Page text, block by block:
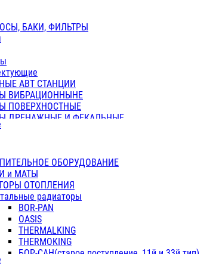
ПЕРЕХОДНЫЕ / СОЕДИНИТЕЛЬНЫЕ
С ВНУТРЕННЕЙ РЕЗЬБОЙ
РЕЗИНОВЫЕ
ГОФРИРОВАННЫЕ ДВУХСЛ.
ПОЛИЭТИЛЕНОВЫЕ
БАКИ, ФИЛЬТРЫ
АВТ СТАНЦИИ
ВИБРАЦИОННЫНЕ
ПОВЕРХНОСТНЫЕ
ДРЕНАЖНЫЕ И ФЕКАЛЬНЫЕ
ПОВЫСИТ и ЦИРКУЛЯЦИОННЫЕ
СКВАЖИННЫЕ
ОБОРУДОВАНИЕ
и МАТЫ
ОТОПЛЕНИЯ
радиаторы
BOR-PAN
OASIS
THERMALKING
THERMOKING
БОР-САН(старое поступление, 11й и 33й тип)